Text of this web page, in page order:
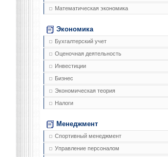
Математическая экономика
Экономика
Бухгалтерский учет
Оценочная деятельность
Инвестиции
Бизнес
Экономическая теория
Налоги
Менеджмент
Спортивный менеджмент
Управление персоналом